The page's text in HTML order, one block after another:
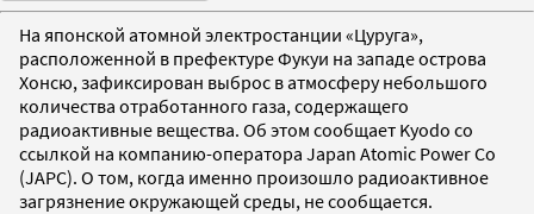
На японской атомной электростанции «Цуруга»,
расположенной в префектуре Фукуи на западе острова
Хонсю, зафиксирован выброс в атмосферу небольшого
количества отработанного газа, содержащего
радиоактивные вещества. Об этом сообщает Kyodo со
ссылкой на компанию-оператора Japan Atomic Power Co
(JAPC). О том, когда именно произошло радиоактивное
загрязнение окружающей среды, не сообщается.